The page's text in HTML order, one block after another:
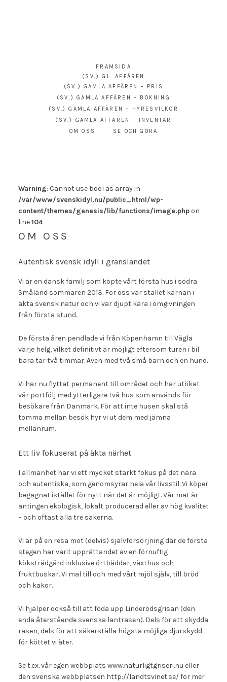
FRAMSIDA
(SV.) GL. AFFÄREN
(SV.) GAMLA AFFÄREN – PRIS
(SV.) GAMLA AFFÄREN – BOKNING
(SV.) GAMLA AFFÄREN – HYRESVILKOR
(SV.) GAMLA AFFÄREN – INVENTAR
OM OSS
SE OCH GÖRA
Warning: Cannot use bool as array in
/var/www/svenskidyl.nu/public_html/wp-
content/themes/genesis/lib/functions/image.phpon
line104
OM OSS
Autentisk svensk idyll i gränslandet
Vi är en dansk familj som köpte vårt första hus i södra
Småland sommaren 2013. För oss var stället kärnan i
äkta svensk natur och vi var djupt kära i omgivningen
från första stund.
De första åren pendlade vi från Köpenhamn till Vägla
varje helg, vilket definitivt är möjligt eftersom turen i bil
bara tar två timmar. Även med två små barn och en hund.
Vi har nu flyttat permanent till området och har utökat
vår portfölj med ytterligare två hus som används för
besökare från Danmark. För att inte husen skal stå
tomma mellan besök hyr vi ut dem med jämna
mellanrum.
Ett liv fokuserat på äkta närhet
I allmänhet har vi ett mycket starkt fokus på det nära
och autentiska, som genomsyrar hela vår livsstil. Vi köper
begagnat istället för nytt när det är möjligt. Vår mat är
antingen ekologisk, lokalt producerad eller av hög kvalitet
– och oftast alla tre sakerna.
Vi är på en resa mot (delvis) självförsörjning där de första
stegen har varit upprättandet av en förnuftig
köksträdgård inklusive örtbäddar, växthus och
fruktbuskar. Vi mal till och med vårt mjöl själv, till bröd
och kakor.
Vi hjälper också till att föda upp Linderödsgrisan (den
enda återstående svenska lantrasen). Dels för att skydda
rasen, dels för att säkerställa högsta möjliga djurskydd
för köttet vi äter.
Se t.ex. vår egen webbplats www.naturligtgriseri.nu eller
den svenska webbplatsen http://landtsvinet.se/för mer